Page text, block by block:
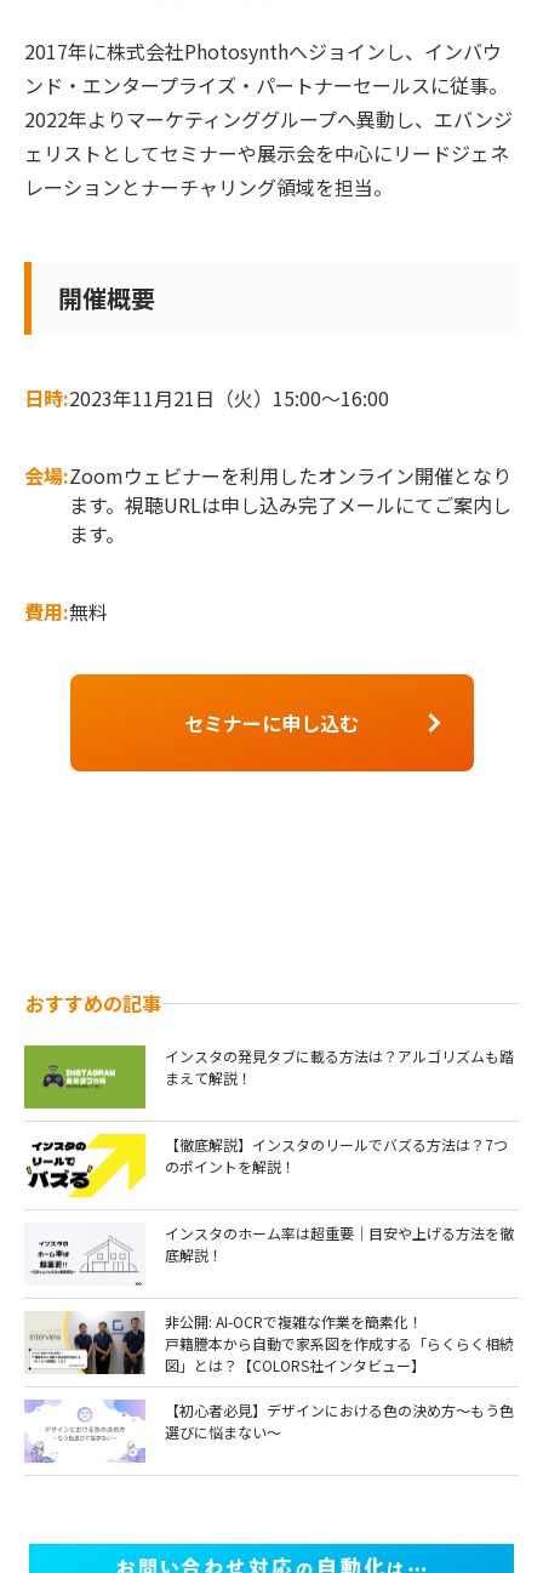
2017年に株式会社Photosynthへジョインし、インバウ
ンド・エンタープライズ・パートナーセールスに従事。
2022年よりマーケティンググループへ異動し、エバンジ
ェリストとしてセミナーや展示会を中心にリードジェネ
レーションとナーチャリング領域を担当。
開催概要
日時:2023年11月21日（火）15:00～16:00
会場:Zoomウェビナーを利用したオンライン開催となり
ます。視聴URLは申し込み完了メールにてご案内し
ます。
費用:無料
セミナーに申し込む
おすすめの記事
インスタの発見タブに載る方法は？アルゴリズムも踏
まえて解説！
【徹底解説】インスタのリールでバズる方法は？7つ
のポイントを解説！￼
インスタのホーム率は超重要｜目安や上げる方法を徹
底解説！
非公開: AI-OCRで複雑な作業を簡素化！
戸籍謄本から自動で家系図を作成する「らくらく相続
図」とは？【COLORS社インタビュー】
【初心者必見】デザインにおける色の決め方～もう色
選びに悩まない～